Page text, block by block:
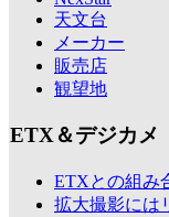
天文台
メーカー
販売店
観望地
ETX＆デジカメ
ETXとの組み
拡大撮影には